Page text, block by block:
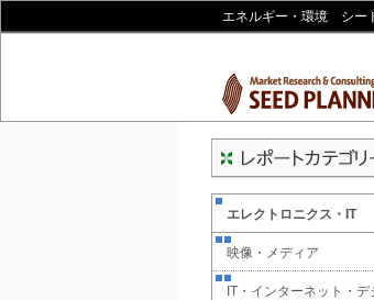
エネルギー・環境 シー
エレクトロニクス・IT
映像・メディア
IT・インターネット・デ